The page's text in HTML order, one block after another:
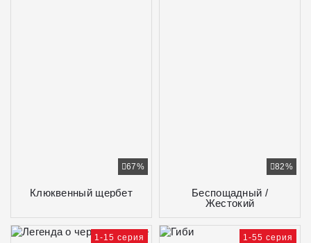
Клюквенный щербет
67%
Беспощадный /
Жестокий
82%
1-15 серия 1-55 серия